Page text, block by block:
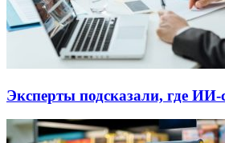
Эксперты подсказали, где